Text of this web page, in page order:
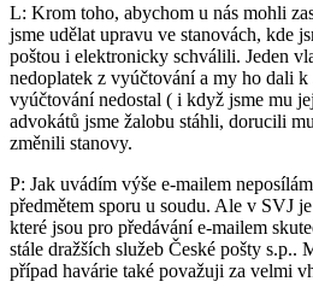
L: Krom toho, abychom u nás mohli
jsme udělat upravu ve stanovách, kde
poštou i elektronicky schválili. Jeden
nedoplatek z vyúčtování a my ho dali k
vyúčtování nedostal ( i když jsme mu
advokátů jsme žalobu stáhli, dorucili
změnili stanovy.
P: Jak uvádím výše e-mailem
předmětem sporu u soudu. Ale v SVJ
které jsou pro předávání e-mailem
stále dražších služeb České pošty s.p..
případ havárie také považuji za velmi